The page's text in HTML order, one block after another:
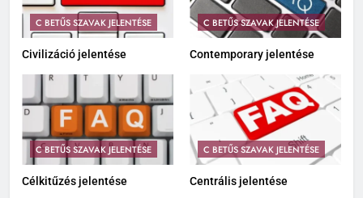
C BETŰS SZAVAK JELENTÉSE
Civilizáció jelentése
C BETŰS SZAVAK JELENTÉSE
Contemporary jelentése
C BETŰS SZAVAK JELENTÉSE
Célkitűzés jelentése
C BETŰS SZAVAK JELENTÉSE
Centrális jelentése